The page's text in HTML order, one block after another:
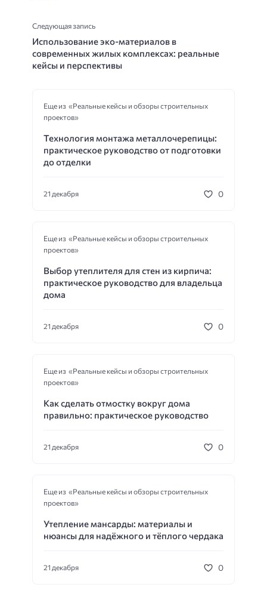
Следующая запись
Использование эко-материалов в
современных жилых комплексах: реальные
кейсы и перспективы
Еще из «Реальные кейсы и обзоры строительных
проектов»
Технология монтажа металлочерепицы:
практическое руководство от подготовки
до отделки
21 декабря 0
Еще из «Реальные кейсы и обзоры строительных
проектов»
Выбор утеплителя для стен из кирпича:
практическое руководство для владельца
дома
21 декабря 0
Еще из «Реальные кейсы и обзоры строительных
проектов»
Как сделать отмостку вокруг дома
правильно: практическое руководство
21 декабря 0
Еще из «Реальные кейсы и обзоры строительных
проектов»
Утепление мансарды: материалы и
нюансы для надёжного и тёплого чердака
21 декабря 0